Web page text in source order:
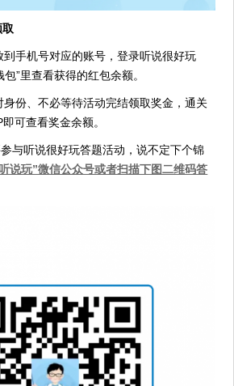
到手机号对应的账号，登录听说很好玩
”里查看获得的红包余额。
身份、不必等待活动完结领取奖金，通关
可查看奖金余额。
与听说很好玩答题活动，说不定下个锦
说玩”微信公众号或者扫描下图二维码答